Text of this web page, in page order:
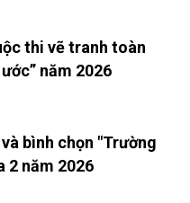
thi vẽ tranh toàn
năm 2026
bình chọn "Trường
2 năm 2026